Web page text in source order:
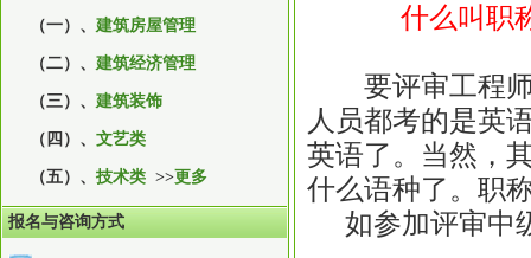
（一）、 建筑房屋管理
（二）、 建筑经济管理
（三）、 建筑装饰
（四）、 文艺类
（五）、 技术类 >>更多
报名与咨询方式
什么叫职
要评审工程师
人员都考的是英
英语了。当然，
什么语种了。职
如参加评审中